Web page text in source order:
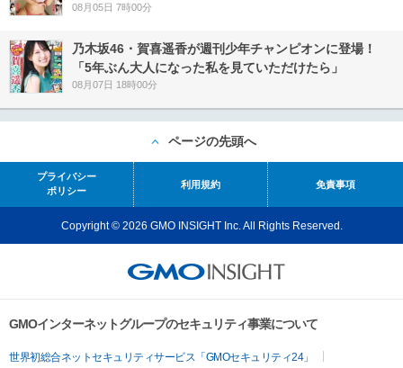
08月05日 7時00分
乃木坂46・賀喜遥香が週刊少年チャンピオンに登場！
「5年ぶん大人になった私を見ていただけたら」
08月07日 18時00分
ページの先頭へ
プライバシー
ポリシー
利用規約 免責事項
Copyright © 2026 GMO INSIGHT Inc. All Rights Reserved.
GMOインターネットグループのセキュリティ事業について
世界初総合ネットセキュリティサービス「GMOセキュリティ24」